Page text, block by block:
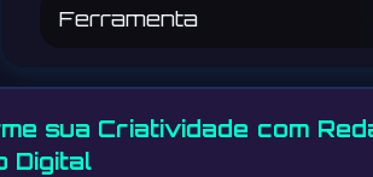
sua Criatividade com
Digital